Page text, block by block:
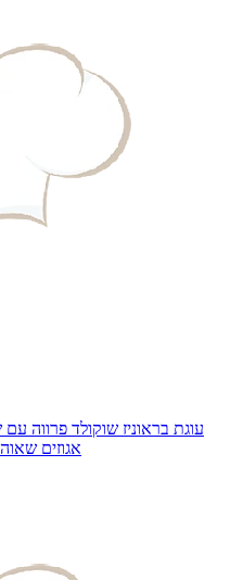
עוגת בראוניז שוקולד פרווה
אגוזים